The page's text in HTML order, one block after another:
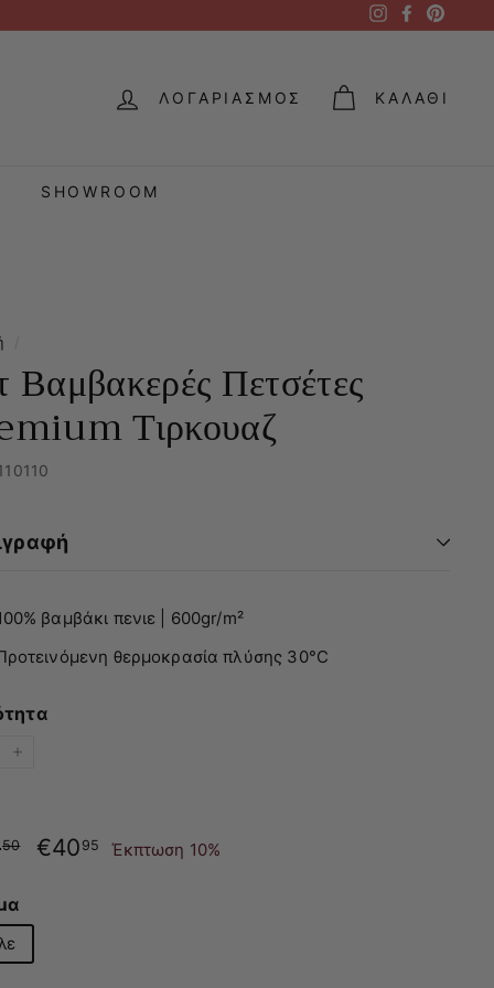
InstagramFacebook
ΛΟΓΑΡΙΑΣΜΌΣ ΚΑΛΆΘΙ
SHOWROOM
Βαμβακερές Πετσέτες
Τιρκουαζ
βαμβάκι πενιε | 600gr/m²
θερμοκρασία πλύσης 30°C
50€45.50
Τιμή
με
€40 95 €40.95
Έκπτωση 10%